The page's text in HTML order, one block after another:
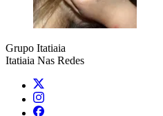
Grupo Itatiaia
Itatiaia Nas Redes